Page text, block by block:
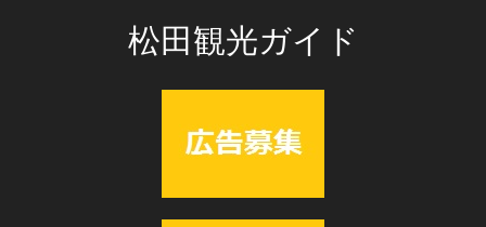
松田観光ガイド